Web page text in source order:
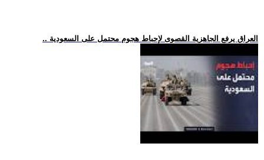
.. العراق يرفع الجاهزية القصوى لإحباط هجوم محتمل على السعودية